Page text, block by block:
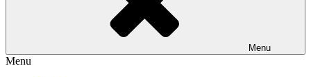
Menu
Menu